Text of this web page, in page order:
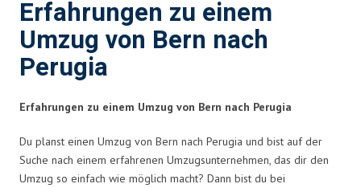
Erfahrungen zu einem
Umzug von Bern nach
Perugia
Erfahrungen zu einem Umzug von Bern nach Perugia
Du planst einen Umzug von Bern nach Perugia und bist auf der
Suche nach einem erfahrenen Umzugsunternehmen, das dir den
Umzug so einfach wie möglich macht? Dann bist du bei